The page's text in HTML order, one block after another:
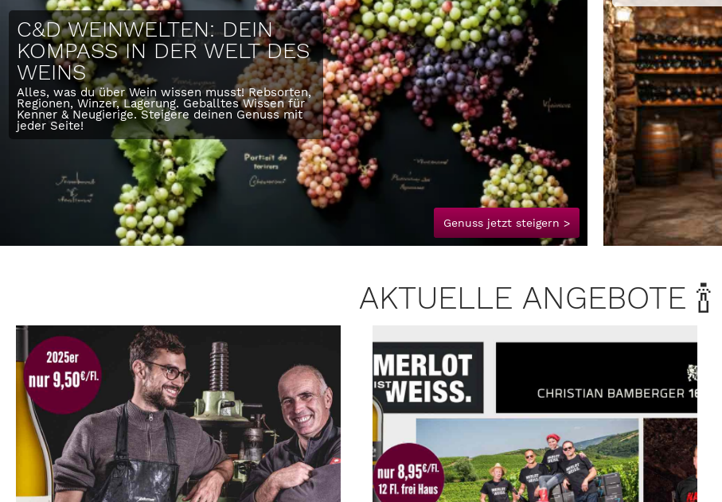
C&D WEINWELTEN: DEIN
KOMPASS IN DER WELT DES
WEINS
Alles, was du über Wein wissen musst! Rebsorten,
Regionen, Winzer, Lagerung. Geballtes Wissen für
Kenner & Neugierige. Steigere deinen Genuss mit
jeder Seite!
Genuss jetzt steigern >
AKTUELLE ANGEBOTE 🍾